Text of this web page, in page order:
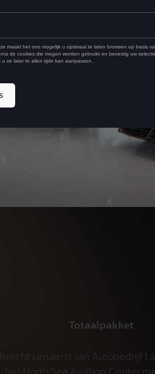
Totaalpakket
Brecht Lenaerts van Autobedrijf
het North Sea Aviation Center